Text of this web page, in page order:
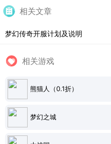
相关文章
梦幻传奇开服计划及说明
相关游戏
熊猫人（0.1折）
梦幻之城